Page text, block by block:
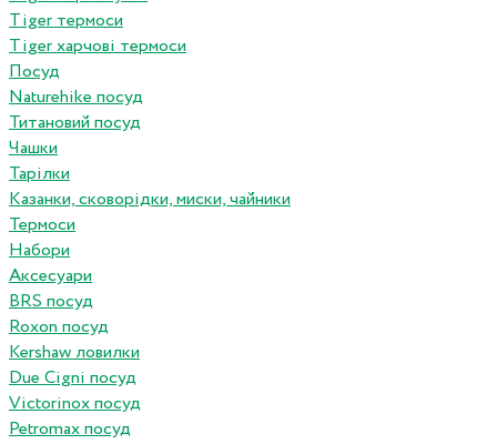
Tiger термоси
Tiger харчові термоси
Посуд
Naturehike посуд
Титановий посуд
Чашки
Тарілки
Казанки, сковорідки, миски, чайники
Термоси
Набори
Аксесуари
BRS посуд
Roxon посуд
Kershaw ловилки
Due Cigni посуд
Victorinox посуд
Petromax посуд